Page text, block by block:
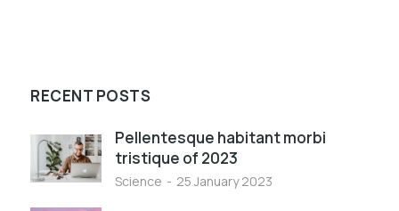
RECENT POSTS
Pellentesque habitant morbi
tristique of 2023
Science 25 January 2023